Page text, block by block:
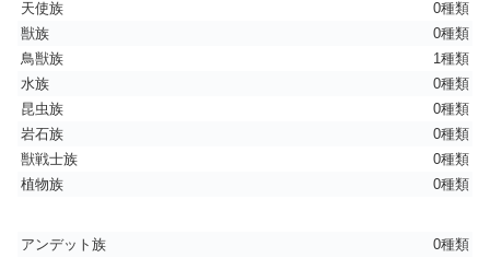
天使族
0種類
獣族
0種類
鳥獣族
1種類
水族
0種類
昆虫族
0種類
岩石族
0種類
獣戦士族
0種類
植物族
0種類
アンデット族
0種類